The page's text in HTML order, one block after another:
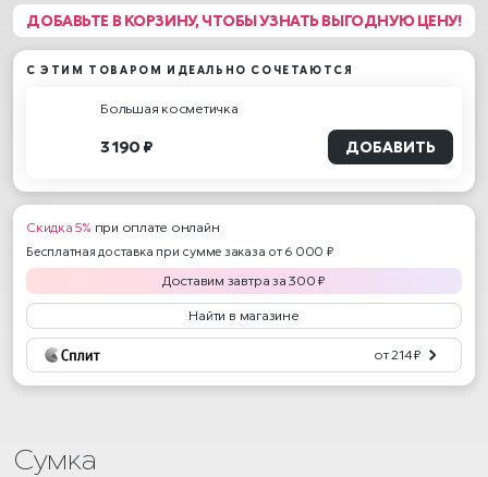
ДОБАВЬТЕ В КОРЗИНУ, ЧТОБЫ УЗНАТЬ ВЫГОДНУЮ ЦЕНУ!
С ЭТИМ ТОВАРОМ ИДЕАЛЬНО СОЧЕТАЮТСЯ
Большая косметичка
3 190 ₽ ДОБАВИТЬ
Скидка 5% при оплате онлайн
Бесплатная доставка при сумме заказа от 6 000 ₽
Доставим завтра за300 ₽
Найти в магазине
от 214 ₽
Сумка